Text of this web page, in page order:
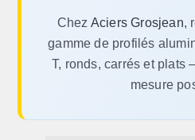
Chez Aciers Grosjean,
gamme de profilés
T, ronds, carrés et plats
mesure